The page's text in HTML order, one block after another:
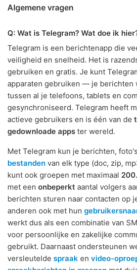
Algemene vragen
Q: Wat is Telegram? Wat doe ik
Telegram is een berichtenapp die
veiligheid en snelheid. Het is
gebruiken en gratis. Je kunt
apparaten gebruiken — je berichten
tussen al je telefoons, tablets en
gesynchroniseerd. Telegram heeft
actieve gebruikers en is één van de
gedownloade apps ter wereld.
Met Telegram kun je berichten,
bestanden van elk type (doc, zip,
kunt ook groepen met maximaal
met een onbeperkt aantal volgers
berichten sturen naar contacten op
anderen ook met hun
werkt dus als een combinatie van
voor persoonlijke en zakelijke
gebruikt. Daarnaast ondersteunen
versleutelde spraak en video-